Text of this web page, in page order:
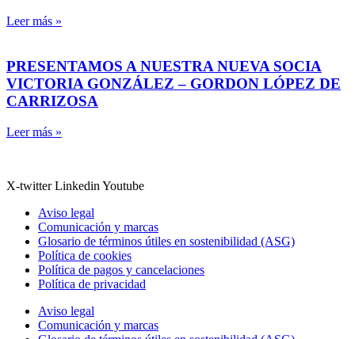
Leer más »
PRESENTAMOS A NUESTRA NUEVA SOCIA
VICTORIA GONZÁLEZ – GORDON LÓPEZ DE
CARRIZOSA
Leer más »
X-twitter Linkedin Youtube
Aviso legal
Comunicación y marcas
Glosario de términos útiles en sostenibilidad (ASG)
Política de cookies
Política de pagos y cancelaciones
Política de privacidad
Aviso legal
Comunicación y marcas